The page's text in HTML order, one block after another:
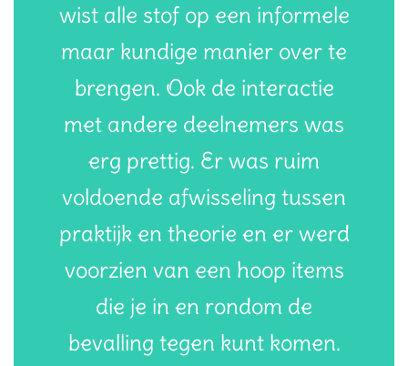
wist alle stof op een informele
maar kundige manier over te
brengen. Ook de interactie
met andere deelnemers was
erg prettig. Er was ruim
voldoende afwisseling tussen
praktijk en theorie en er werd
voorzien van een hoop items
die je in en rondom de
bevalling tegen kunt komen.